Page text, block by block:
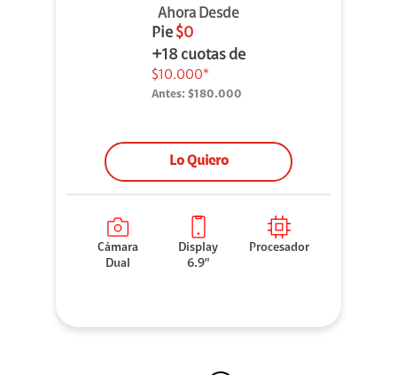
Ahora Desde
Pie $0
+18 cuotas de
$10.000*
Antes: $180.000
Lo Quiero
Cámara
Dual
Display
6.9"
Procesador